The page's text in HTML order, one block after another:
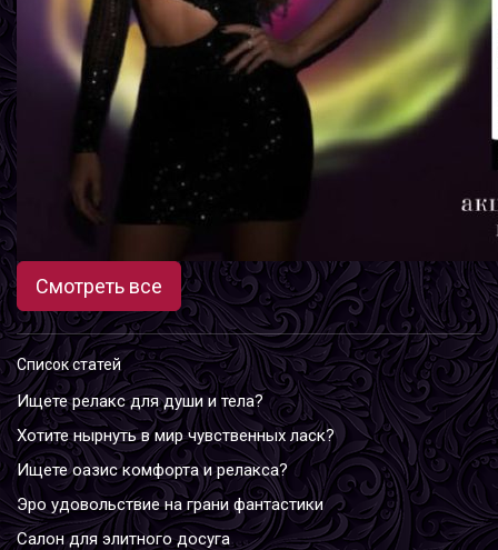
Смотреть все
Список статей
Ищете релакс для души и тела?
Хотите нырнуть в мир чувственных ласк?
Ищете оазис комфорта и релакса?
Эро удовольствие на грани фантастики
Салон для элитного досуга